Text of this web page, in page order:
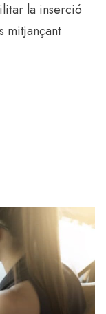
la inserció
mitjançant